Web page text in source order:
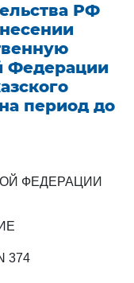
РФ
Федерации
период до
ФЕДЕРАЦИИ
374